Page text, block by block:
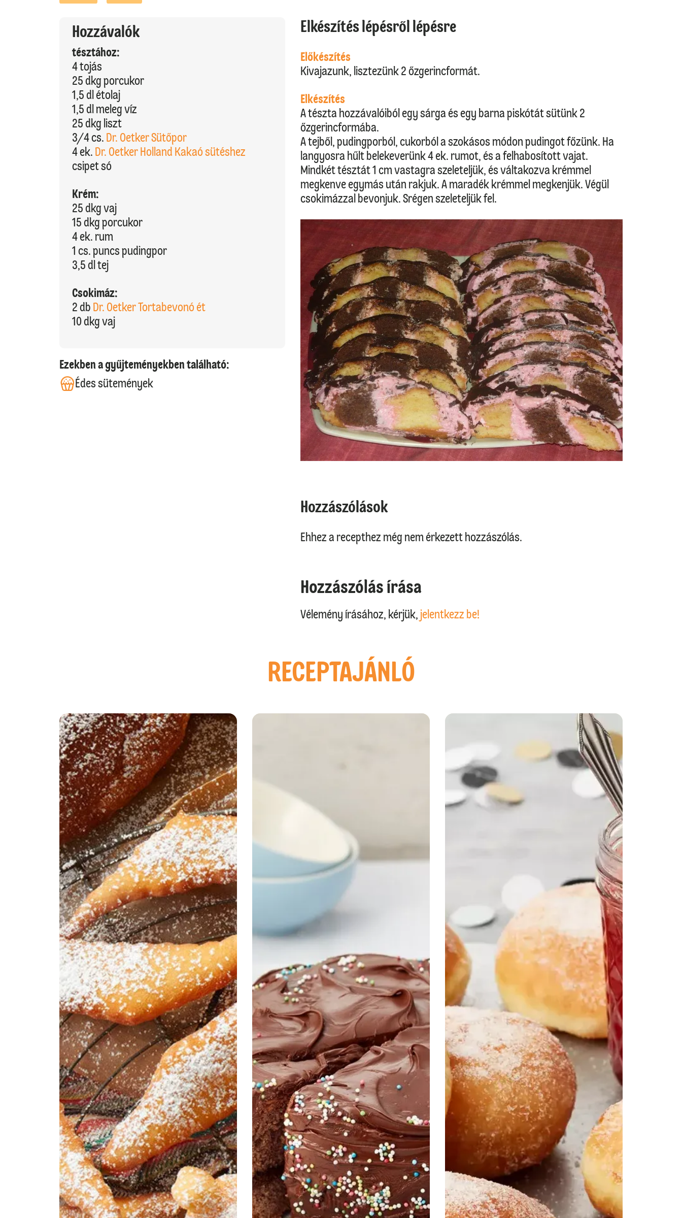
Hozzávalók
tésztához:
4 tojás
25 dkg porcukor
1,5 dl étolaj
1,5 dl meleg víz
25 dkg liszt
3/4 cs. Dr. Oetker Sütőpor
4 ek. Dr. Oetker Holland Kakaó sütéshez
csipet só
Krém:
25 dkg vaj
15 dkg porcukor
4 ek. rum
1 cs. puncs pudingpor
3,5 dl tej
Csokimáz:
2 db Dr. Oetker Tortabevonó ét
10 dkg vaj
Ezekben a gyűjteményekben található:
Édes sütemények
Elkészítés lépésről lépésre
Előkészítés
Kivajazunk, lisztezünk 2 őzgerincformát.
Elkészítés
A tészta hozzávalóiból egy sárga és egy barna piskótát sütünk 2
őzgerincformába.
A tejből, pudingporból, cukorból a szokásos módon pudingot főzünk. Ha
langyosra hűlt belekeverünk 4 ek. rumot, és a felhabosított vajat.
Mindkét tésztát 1 cm vastagra szeleteljük, és váltakozva krémmel
megkenve egymás után rakjuk. A maradék krémmel megkenjük. Végül
csokimázzal bevonjuk. Srégen szeleteljük fel.
Hozzászólások
Ehhez a recepthez még nem érkezett hozzászólás.
Hozzászólás írása
Vélemény írásához, kérjük,jelentkezz be!
RECEPTAJÁNLÓ